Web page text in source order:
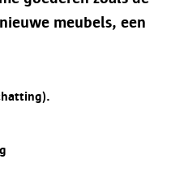
meubels, een